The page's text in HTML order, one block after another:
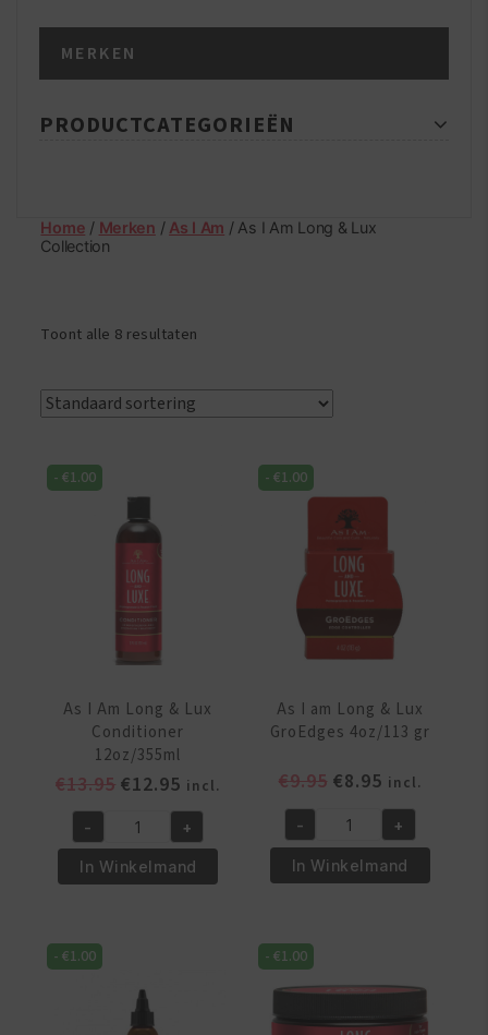
MERKEN
PRODUCTCATEGORIEËN
Home / Merken / As I Am / As I Am Long & Lux
Collection
Toont alle 8 resultaten
-€1.00
As I Am Long & Lux
Conditioner
12oz/355ml
€13.95 Oorspronkelijke
was:
€13.95.
€12.95 Huidige
prijs
is:
€12.95.
incl.
As
Am
&
Lux
Conditioner
12oz/355ml
- +
In Winkelmand
-€1.00
As I am Long & Lux
GroEdges 4oz/113 gr
€9.95 Oorspronkelijke
was:
€9.95.
€8.95Huidige
prijs
is:
€8.95.
incl.
As
am
&
Lux
GroEdges
4oz/113
- +
In Winkelmand
-€1.00 -€1.00